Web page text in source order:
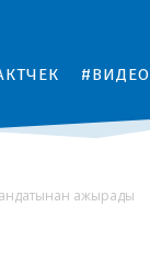
#ВИДЕО
ажырады